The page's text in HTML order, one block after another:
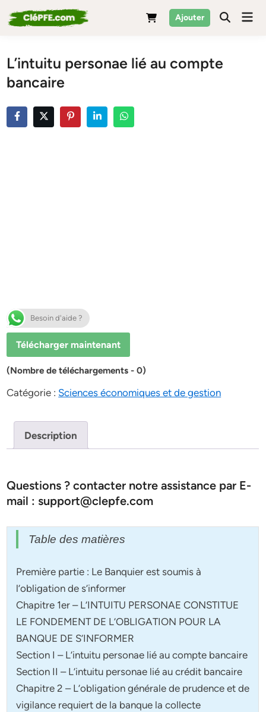
to
Ajouter
L’intuitu personae lié au compte
bancaire
Besoin d'aide ?
Télécharger maintenant
(Nombre de téléchargements - 0)
Catégorie : Sciences économiques et de gestion
Description
Questions ? contacter notre assistance par E-
mail : support@clepfe.com
Table des matières
Première partie : Le Banquier est soumis à
l’obligation de s’informer
Chapitre 1er – L’INTUITU PERSONAE CONSTITUE
LE FONDEMENT DE L’OBLIGATION POUR LA
BANQUE DE S’INFORMER
Section I – L’intuitu personae lié au compte bancaire
Section II – L’intuitu personae lié au crédit bancaire
Chapitre 2 – L’obligation générale de prudence et de
vigilance requiert de la banque la collecte